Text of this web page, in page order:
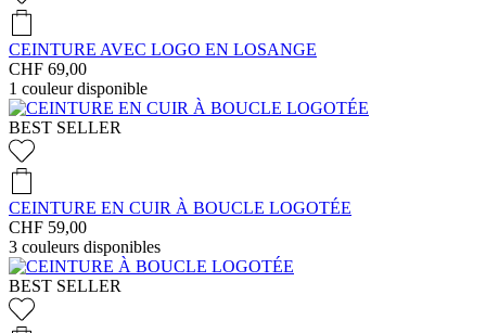
CEINTURE AVEC LOGO EN LOSANGE
CHF 69,00
1 couleur disponible
BEST SELLER
CEINTURE EN CUIR À BOUCLE LOGOTÉE
CHF 59,00
3 couleurs disponibles
BEST SELLER